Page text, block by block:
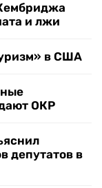
и лжи
в США
ОКР
депутатов в